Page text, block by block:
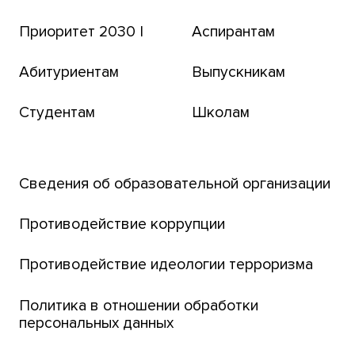
Томский региональный центр коллективного
Транссибирский научный путь
Парк социогуманитарных технологий ТГУ
Английский для всех
ТГУ
Интернет-лицей
Открытые онлайн-курсы (MOOCs)
Приоритет 2030 |
Абитуриентам
Студентам
Аспирантам
Выпускникам
Школам
Сведения об образовательной организации
Противодействие коррупции
Противодействие идеологии терроризма
Политика в отношении обработки
персональных данных